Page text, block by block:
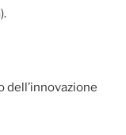
dell’innovazione